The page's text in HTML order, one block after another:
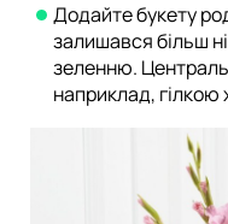
Додайте букету
залишався більш
зеленню.
наприклад, гілкою